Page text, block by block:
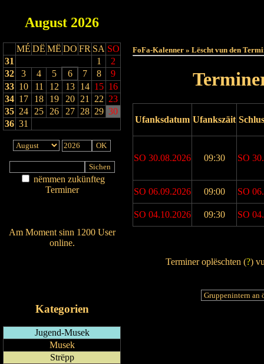
August 2026
MÉ DË MË DO FR SA SO
31
1
2
32
3 4 5 6 7 8
9
33 10 11 12 13 14 15 16
34 17 18 19 20 21 22 23
35 24 25 26 27 28 29 30
36 31
nëmmen zukünfteg
Terminer
Am Moment sinn 1200 User
online.
Kategorien
Jugend-Musek
Musek
Strëpp
FoFa-Kalenner » Lëscht vun den
Ufanksdatum Ufankszäit
SO 30.08.2026 09:30 SO
SO 06.09.2026 09:00 SO
SO 04.10.2026 09:30 SO
Terminer oplëschten (?)